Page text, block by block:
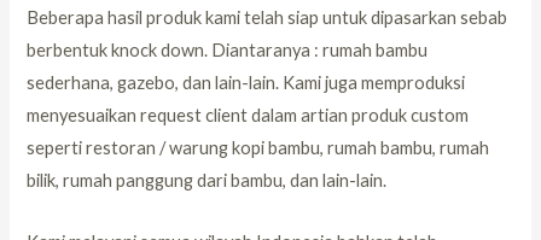
Beberapa hasil produk kami telah siap untuk dipasarkan sebab
berbentuk knock down. Diantaranya : rumah bambu
sederhana, gazebo, dan lain-lain. Kami juga memproduksi
menyesuaikan request client dalam artian produk custom
seperti restoran / warung kopi bambu, rumah bambu, rumah
bilik, rumah panggung dari bambu, dan lain-lain.